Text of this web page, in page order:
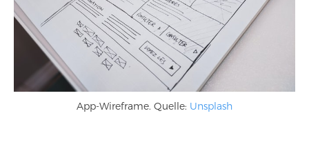
App-Wireframe. Quelle: Unsplash